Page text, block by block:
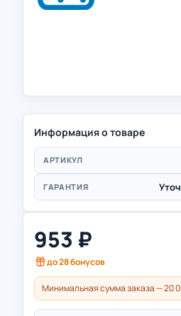
Информация о товаре
АРТИКУЛ
ГАРАНТИЯ
953 ₽
до28бонусов
Минимальная сумма заказа — 20